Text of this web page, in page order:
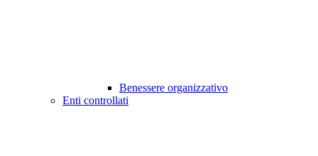
Benessere organizzativo
Enti controllati